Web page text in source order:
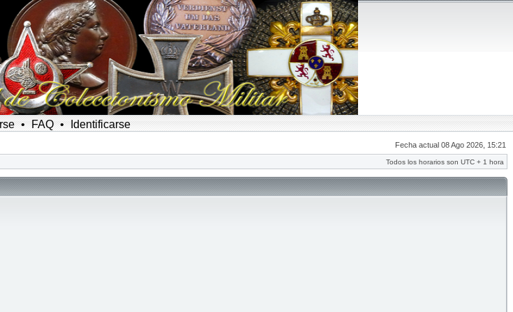
• FAQ • Identificarse
Fecha actual 08 Ago 2026, 15:21
Todos los horarios son UTC + 1 hora